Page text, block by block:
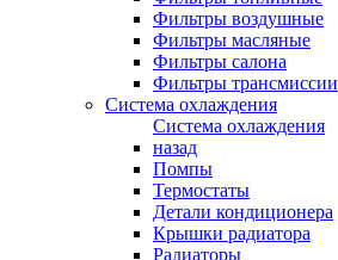
Фильтры воздушные
Фильтры масляные
Фильтры салона
Фильтры трансмиссии
Система охлаждения
Система охлаждения
назад
Помпы
Термостаты
Детали кондиционера
Крышки радиатора
Радиаторы